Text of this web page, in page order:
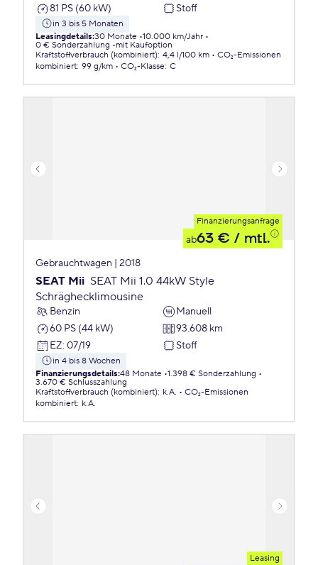
81 PS (60 kW)
Stoff
in 3 bis 5 Monaten
Leasingdetails:30 Monate 10.000 km/Jahr
0 € Sonderzahlung
mit Kaufoption
Kraftstoffverbrauch (kombiniert): 4,4 l/100 km
CO₂-Emissionen
kombiniert: 99 g/km CO₂-Klasse: C
Finanzierungsanfrage
ab63 € / mtl.
Gebrauchtwagen | 2018
SEAT Mii SEAT Mii 1.0 44kW Style
Schräghecklimousine
Benzin
Manuell
60 PS (44 kW)
93.608 km
EZ: 07/19 Stoff
in 4 bis 8 Wochen
Finanzierungsdetails:48 Monate 1.398 € Sonderzahlung
3.670 € Schlusszahlung
Kraftstoffverbrauch (kombiniert): k.A.
CO₂-Emissionen
kombiniert: k.A.
Leasing